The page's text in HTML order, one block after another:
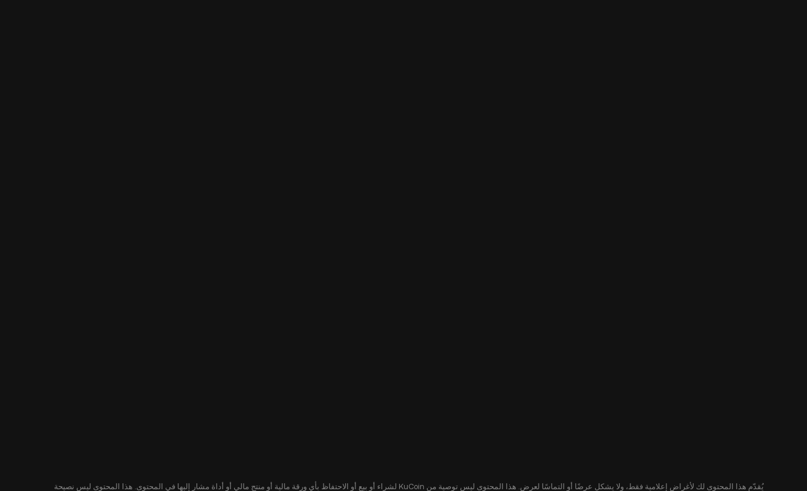
يُقدّم هذا المحتوى لك لأغراض إعلامية فقط، ولا يشكل عرضًا أو التماسًا لعرض. هذا المحتوى ليس توصية من KuCoin لشراء أو بيع أو الاحتفاظ بأي ورقة مالية أو منتج مالي أو أداة مشار إليها في المحتوى. هذا المحتوى ليس نصيحة